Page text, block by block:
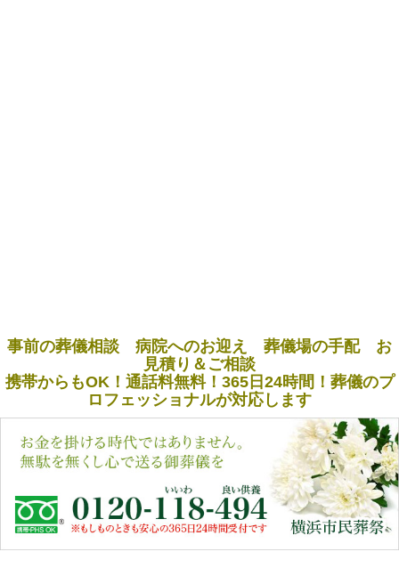
事前の葬儀相談 病院へのお迎え 葬儀場の手配 お
見積り＆ご相談
携帯からもOK！通話料無料！365日24時間！葬儀のプ
ロフェッショナルが対応します